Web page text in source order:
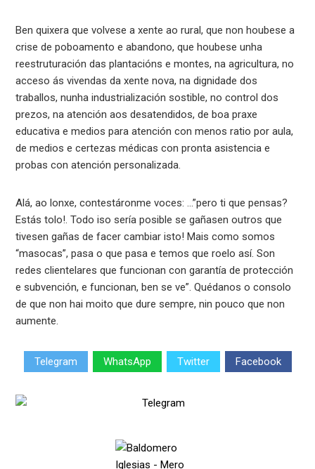
Ben quixera que volvese a xente ao rural, que non houbese a
crise de poboamento e abandono, que houbese unha
reestruturación das plantacións e montes, na agricultura, no
acceso ás vivendas da xente nova, na dignidade dos
traballos, nunha industrialización sostible, no control dos
prezos, na atención aos desatendidos, de boa praxe
educativa e medios para atención con menos ratio por aula,
de medios e certezas médicas con pronta asistencia e
probas con atención personalizada.
Alá, ao lonxe, contestáronme voces: …”pero ti que pensas?
Estás tolo!. Todo iso sería posible se gañasen outros que
tivesen gañas de facer cambiar isto! Mais como somos
“masocas”, pasa o que pasa e temos que roelo así. Son
redes clientelares que funcionan con garantía de protección
e subvención, e funcionan, ben se ve”. Quédanos o consolo
de que non hai moito que dure sempre, nin pouco que non
aumente.
Telegram WhatsApp Twitter Facebook